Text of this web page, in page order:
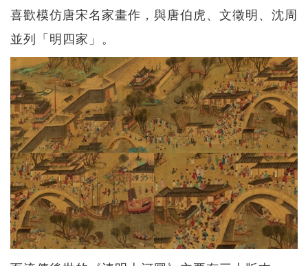
喜歡模仿唐宋名家畫作，與唐伯虎、文徵明、沈周
並列「明四家」。